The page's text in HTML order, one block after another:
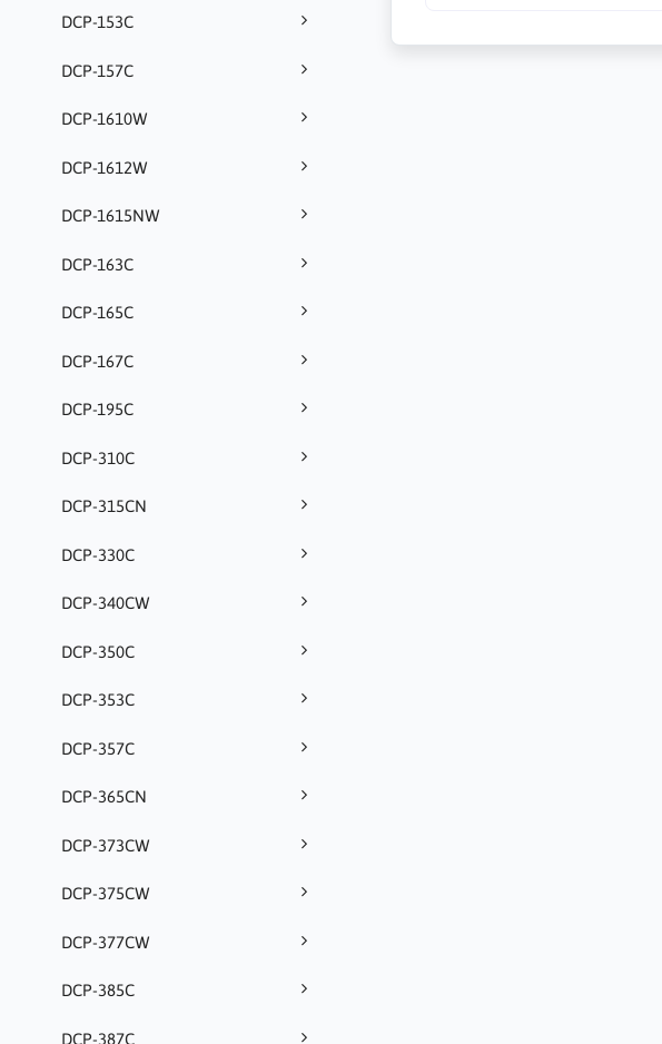
DCP-153C
DCP-157C
DCP-1610W
DCP-1612W
DCP-1615NW
DCP-163C
DCP-165C
DCP-167C
DCP-195C
DCP-310C
DCP-315CN
DCP-330C
DCP-340CW
DCP-350C
DCP-353C
DCP-357C
DCP-365CN
DCP-373CW
DCP-375CW
DCP-377CW
DCP-385C
DCP-387C